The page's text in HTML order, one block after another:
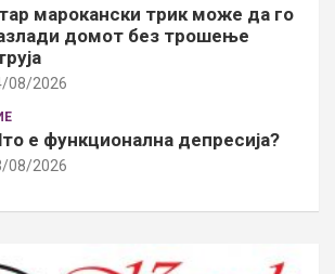
марокански трик може да го
домот без трошење
08/2026
е функционална депресија?
08/2026